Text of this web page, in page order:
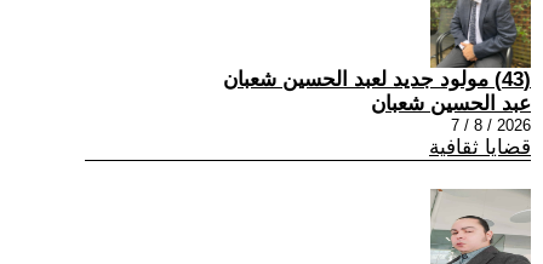
(43) مولود جديد لعبد الحسين شعبان
عبد الحسين شعبان
2026 / 8 / 7
قضايا ثقافية